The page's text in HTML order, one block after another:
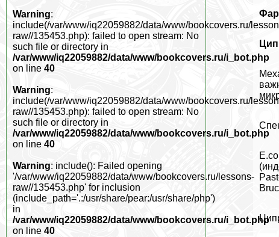
Warning:
include(/var/www/iq22059882/data/www/bookcovers.ru/
raw//135453.php): failed to open stream: No
such file or directory in
/var/www/iq22059882/data/www/bookcovers.ru/i_bot.php
on line 40
Warning:
include(/var/www/iq22059882/data/www/bookcovers.ru/
raw//135453.php): failed to open stream: No
such file or directory in
/var/www/iq22059882/data/www/bookcovers.ru/i_bot.php
on line 40
Warning: include(): Failed opening
'/var/www/iq22059882/data/www/bookcovers.ru/lessons-
raw//135453.php' for inclusion
(include_path='.:/usr/share/pear:/usr/share/php')
in
/var/www/iq22059882/data/www/bookcovers.ru/i_bot.php
on line 40